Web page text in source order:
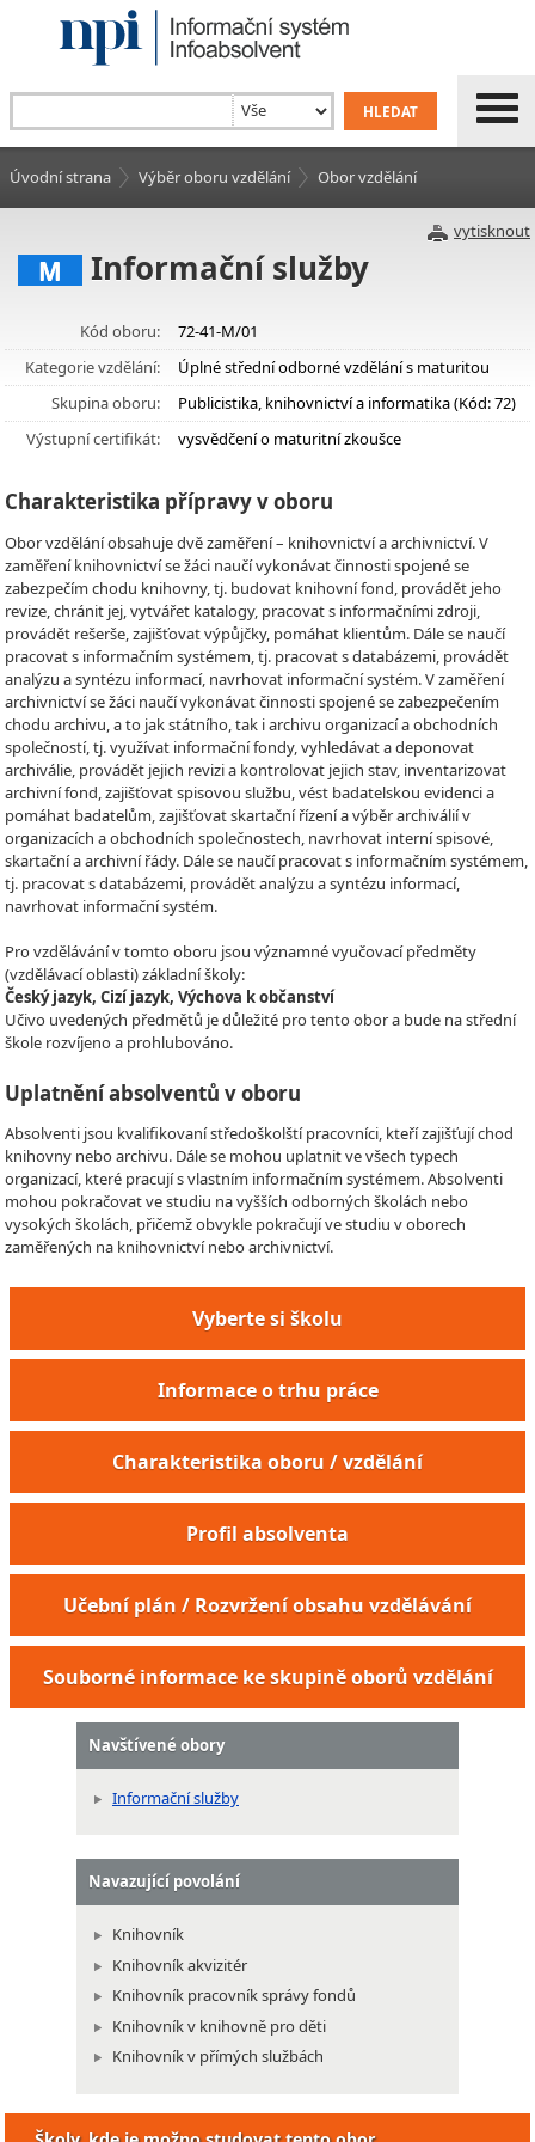
Úvodní strana Výběr oboru vzdělání Obor vzdělání
vytisknout
M Informační služby
Kód oboru:
72-41-M/01
Kategorie vzdělání:
Úplné střední odborné vzdělání s maturitou
Skupina oboru:
Publicistika, knihovnictví a informatika (Kód: 72)
Výstupní certifikát:
vysvědčení o maturitní zkoušce
Charakteristika přípravy v oboru
Obor vzdělání obsahuje dvě zaměření – knihovnictví a archivnictví. V
zaměření knihovnictví se žáci naučí vykonávat činnosti spojené se
zabezpečím chodu knihovny, tj. budovat knihovní fond, provádět jeho
revize, chránit jej, vytvářet katalogy, pracovat s informačními zdroji,
provádět rešerše, zajišťovat výpůjčky, pomáhat klientům. Dále se naučí
pracovat s informačním systémem, tj. pracovat s databázemi, provádět
analýzu a syntézu informací, navrhovat informační systém. V zaměření
archivnictví se žáci naučí vykonávat činnosti spojené se zabezpečením
chodu archivu, a to jak státního, tak i archivu organizací a obchodních
společností, tj. využívat informační fondy, vyhledávat a deponovat
archiválie, provádět jejich revizi a kontrolovat jejich stav, inventarizovat
archivní fond, zajišťovat spisovou službu, vést badatelskou evidenci a
pomáhat badatelům, zajišťovat skartační řízení a výběr archiválií v
organizacích a obchodních společnostech, navrhovat interní spisové,
skartační a archivní řády. Dále se naučí pracovat s informačním systémem,
tj. pracovat s databázemi, provádět analýzu a syntézu informací,
navrhovat informační systém.
Pro vzdělávání v tomto oboru jsou významné vyučovací předměty
(vzdělávací oblasti) základní školy:
Český jazyk, Cizí jazyk, Výchova k občanství
Učivo uvedených předmětů je důležité pro tento obor a bude na střední
škole rozvíjeno a prohlubováno.
Uplatnění absolventů v oboru
Absolventi jsou kvalifikovaní středoškolští pracovníci, kteří zajišťují chod
knihovny nebo archivu. Dále se mohou uplatnit ve všech typech
organizací, které pracují s vlastním informačním systémem. Absolventi
mohou pokračovat ve studiu na vyšších odborných školách nebo
vysokých školách, přičemž obvykle pokračují ve studiu v oborech
zaměřených na knihovnictví nebo archivnictví.
Vyberte si školu
Informace o trhu práce
Charakteristika oboru / vzdělání
Profil absolventa
Učební plán / Rozvržení obsahu vzdělávání
Souborné informace ke skupině oborů vzdělání
Navštívené obory
Informační služby
Navazující povolání
Knihovník
Knihovník akvizitér
Knihovník pracovník správy fondů
Knihovník v knihovně pro děti
Knihovník v přímých službách